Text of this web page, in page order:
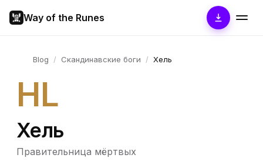
Way of the Runes
Blog / Скандинавские боги / Хель
HL
Хель
Правительница мёртвых